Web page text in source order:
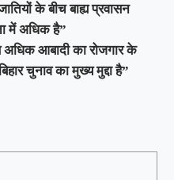
के बीच बाह्य प्रवासन
में अधिक है”
आबादी का रोजगार के
चुनाव का मुख्य मुद्दा है”